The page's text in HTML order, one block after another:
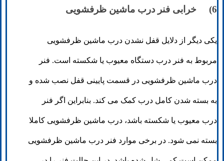
6) خرابی فنر درب ماشین ظرفشویی
یکی دیگر از دلایل قفل نشدن درب ماشین ظرفشویی
مربوط به فنر درب دستگاه معیوب یا شکسته است. فنر
درب ماشین ظرفشویی در قسمت پایینی قفل نصب شده و
به بسته شدن کامل درب کمک می کند. بنابراین اگر فنر
درب معیوب یا شکسته باشد، درب ماشین ظرفشویی کاملا
بسته نمی شود. در برخی موارد فنر درب ماشین ظرفشویی